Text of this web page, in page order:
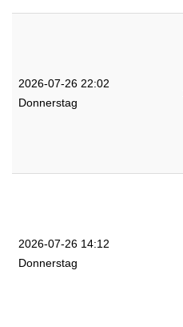
2026-07-26 22:02
Donnerstag
2026-07-26 14:12
Donnerstag